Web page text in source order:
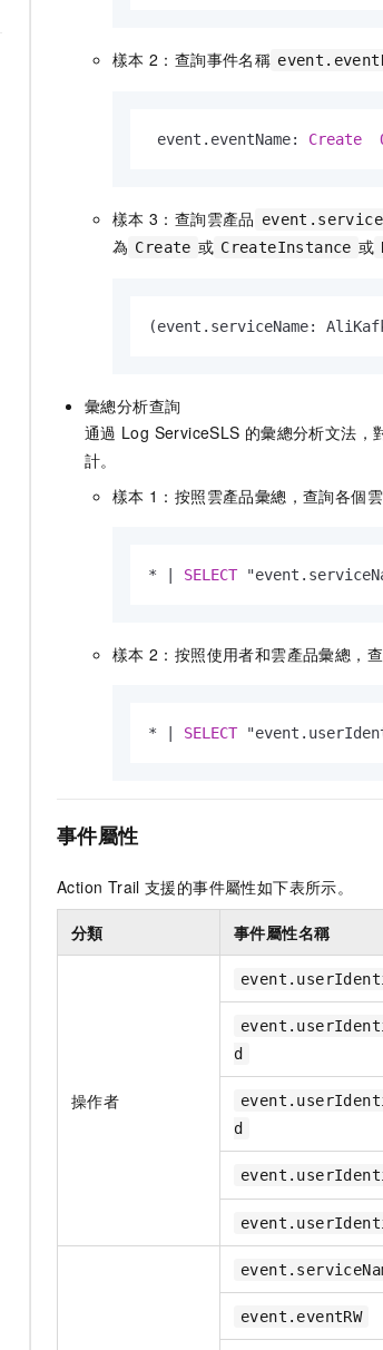
樣本 2：查詢事件名稱
event.eventName: Create
樣本 3：查詢雲產品
為 Create 或 CreateInstance 或
(event.serviceName:
彙總分析查詢
通過 Log ServiceSLS 的彙總分析文法，
計。
樣本 1：按照雲產品彙總，查詢各個雲
* SELECT
樣本 2：按照使用者和雲產品彙總，查
* SELECT
事件屬性
Action Trail 支援的事件屬性如下表所示。
分類 事件屬性名稱
操作者
d
d
event.eventRW